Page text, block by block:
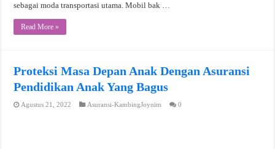
sebagai moda transportasi utama. Mobil bak …
Read More »
Proteksi Masa Depan Anak Dengan Asuransi
Pendidikan Anak Yang Bagus
Agustus 21, 2022 Asuransi-KambingJoynim 0